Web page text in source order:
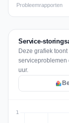
Probleemrapporten
Service-
Deze grafiek
serviceproblemen
uur.